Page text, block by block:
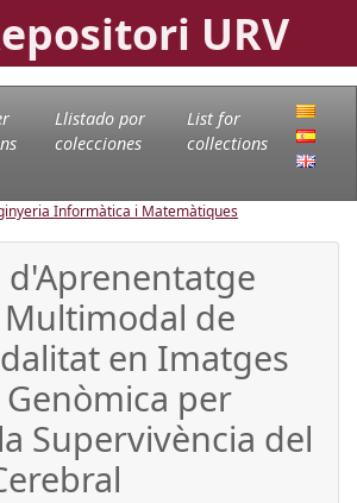
URV
Llistado por
colecciones
List for
collections
Informàtica i Matemàtiques
d'Aprenentatge
de
en Imatges
per
Supervivència del